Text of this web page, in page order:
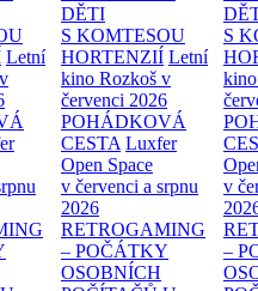
Letní
DĚTI
S KOMTESOU
HORTENZIÍ Letní
kino Rozkoš v
červenci 2026
POHÁDKOVÁ
CESTA Luxfer
Open Space
v červenci a srpnu
2026
RETROGAMING
– POČÁTKY
OSOBNÍCH
S
v
–